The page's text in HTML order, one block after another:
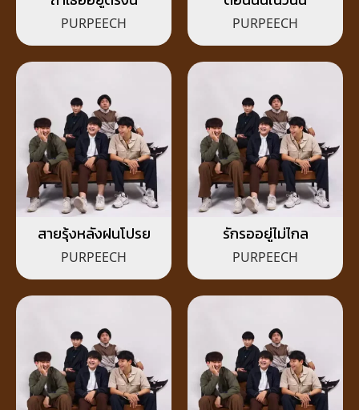
PURPEECH PURPEECH
สายรุ้งหลังฝนโปรย
PURPEECH
รักรออยู่ไม่ไกล
PURPEECH